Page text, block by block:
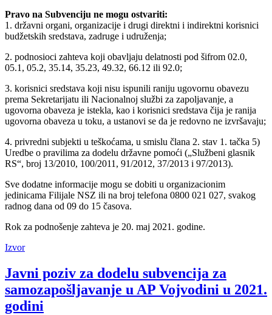
Pravo na Subvenciju ne mogu ostvariti:
1. državni organi, organizacije i drugi direktni i indirektni korisnici
budžetskih sredstava, zadruge i udruženja;
2. podnosioci zahteva koji obavljaju delatnosti pod šifrom 02.0,
05.1, 05.2, 35.14, 35.23, 49.32, 66.12 ili 92.0;
3. korisnici sredstava koji nisu ispunili raniju ugovornu obavezu
prema Sekretarijatu ili Nacionalnoj službi za zapoljavanje, a
ugovorna obaveza je istekla, kao i korisnici sredstava čija je ranija
ugovorna obaveza u toku, a ustanovi se da je redovno ne izvršavaju;
4. privredni subjekti u teškoćama, u smislu člana 2. stav 1. tačka 5)
Uredbe o pravilima za dodelu državne pomoći („Službeni glasnik
RS“, broj 13/2010, 100/2011, 91/2012, 37/2013 i 97/2013).
Sve dodatne informacije mogu se dobiti u organizacionim
jedinicama Filijale NSZ ili na broj telefona 0800 021 027, svakog
radnog dana od 09 do 15 časova.
Rok za podnošenje zahteva je 20. maj 2021. godine.
Izvor
Javni poziv za dodelu subvencija za
samozapošljavanje u AP Vojvodini u 2021.
godini